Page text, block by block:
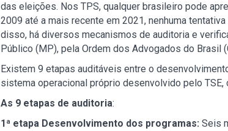
das eleições. Nos TPS, qualquer brasileiro pode
2009 até a mais recente em 2021, nenhuma
disso, há diversos mecanismos de auditoria e
Público (MP), pela Ordem dos Advogados do Brasil
Existem 9 etapas auditáveis entre o
sistema operacional próprio desenvolvido pelo TSE,
As 9 etapas de auditoria:
1ª etapa Desenvolvimento dos programas: Seis